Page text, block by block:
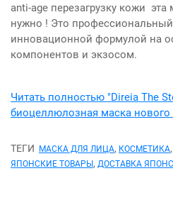
anti-age перезагрузку кожи
нужно ! Это профессиональный
инновационной формулой на
компонентов и экзосом.
Читать полностью "Direia The
биоцеллюлозная маска
ТЕГИ МАСКА ДЛЯ ЛИЦА, КОСМЕТИКА,
ЯПОНСКИЕ ТОВАРЫ , ДОСТАВКА